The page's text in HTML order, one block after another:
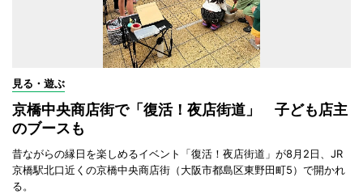
見る・遊ぶ
京橋中央商店街で「復活！夜店街道」 子ども店主
のブースも
昔ながらの縁日を楽しめるイベント「復活！夜店街道」が8月2日、JR
京橋駅北口近くの京橋中央商店街（大阪市都島区東野田町5）で開かれ
る。